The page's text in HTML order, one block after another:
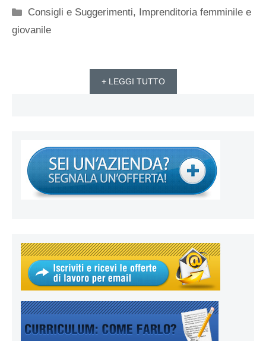
Categorie
Consigli e Suggerimenti,
Imprenditoria femminile e
giovanile
+ LEGGI TUTTO